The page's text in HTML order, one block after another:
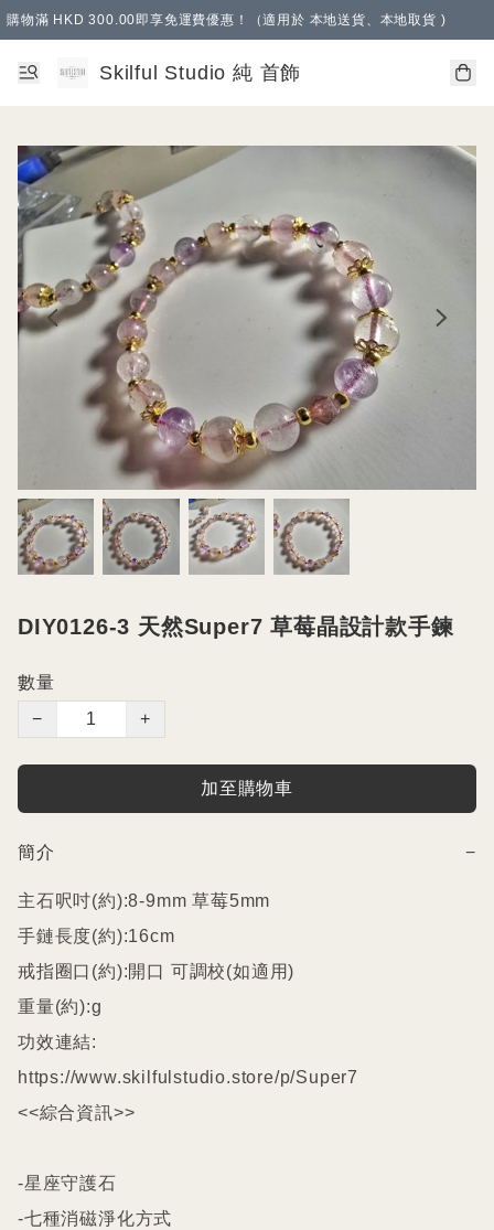
購物滿 HKD 300.00即享免運費優惠！（適用於 本地送貨、本地取貨 )
Skilful Studio 純 首飾
DIY0126-3 天然Super7 草莓晶設計款手鍊
數量
−
+
加至購物車
簡介 −
主石呎吋(約):8-9mm 草莓5mm
手鏈長度(約):16cm
戒指圈口(約):開口 可調校(如適用)
重量(約):g
功效連結:
https://www.skilfulstudio.store/p/Super7
<<綜合資訊>>
-星座守護石
-七種消磁淨化方式